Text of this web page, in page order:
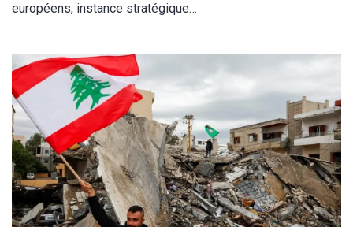
européens, instance stratégique…